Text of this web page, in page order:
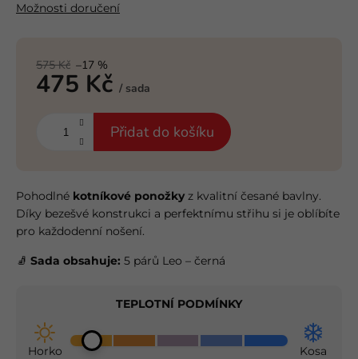
575 Kč –17 %
475 Kč / sada
Možnosti doručení
Přidat do košíku
Pohodlné kotníkové ponožky z kvalitní česané bavlny.
Díky bezešvé konstrukci a perfektnímu střihu si je oblíbíte
pro každodenní nošení.
🧦 Sada obsahuje: 5 párů Leo – černá
TEPLOTNÍ PODMÍNKY
Horko Kosa